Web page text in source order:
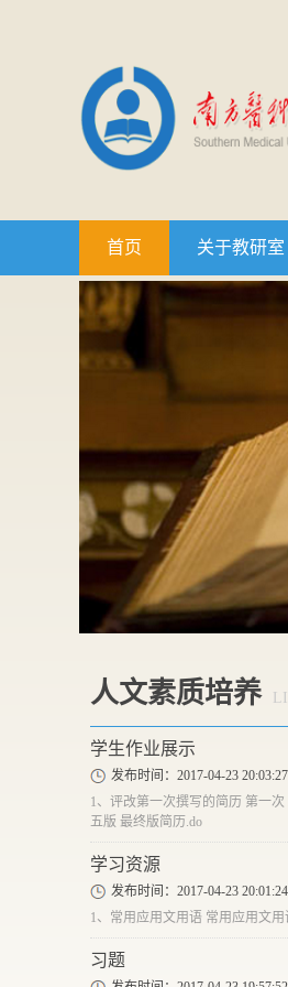
首页 关于教研室
人文素质培养
学生作业展示
发布时间：2017-04-23 20:03:27
1、评改第一次撰写的简历 第一
五版 最终版简历.do
学习资源
发布时间：2017-04-23 20:01:24
​1、常用应用文用语 常用应用文用
习题